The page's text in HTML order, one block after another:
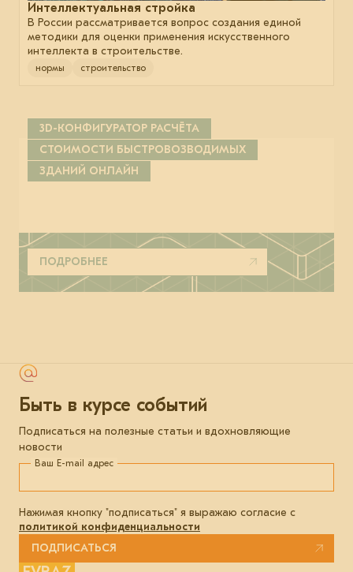
Интеллектуальная стройка
В России рассматривается вопрос создания единой
методики для оценки применения искусственного
интеллекта в строительстве.
нормы строительство
3D-КОНФИГУРАТОР РАСЧЁТА
СТОИМОСТИ БЫСТРОВОЗВОДИМЫХ
ЗДАНИЙ ОНЛАЙН
ПОДРОБНЕЕ
Быть в курсе событий
Подписаться на полезные статьи и вдохновляющие
новости
Ваш E-mail адрес
Нажимая кнопку "подписаться" я выражаю согласие с
политикой конфиденциальности
ПОДПИСАТЬСЯ